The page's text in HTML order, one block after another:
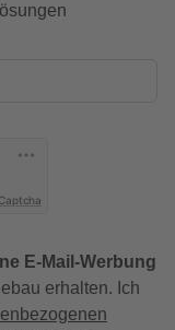
E-Mail-Werbung
erhalten. Ich